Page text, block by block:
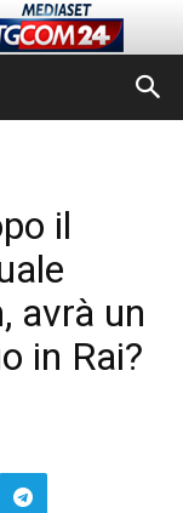
il
avrà un
in Rai?